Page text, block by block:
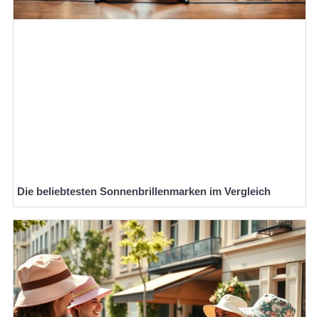
Die beliebtesten Sonnenbrillenmarken im Vergleich